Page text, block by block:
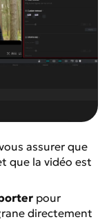
assurer que
que la vidéo est
pour
directement